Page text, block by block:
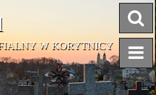
W KORYTNICY